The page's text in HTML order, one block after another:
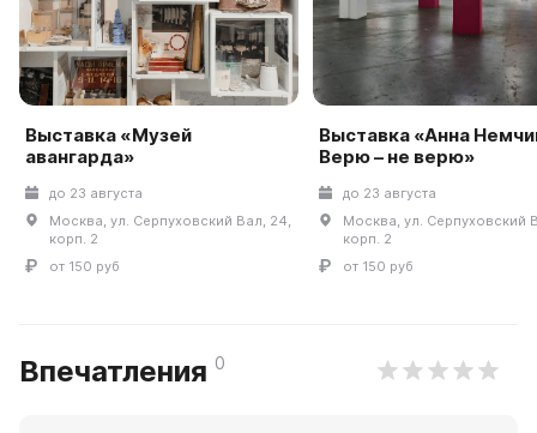
Выставка «Музей
авангарда»
до 23 августа
Москва, ул. Серпуховский Вал, 24,
корп. 2
от 150 руб
Выставка «Анна
Верю – не верю»
до 23 августа
Москва, ул. Серпуховский
корп. 2
от 150 руб
Впечатления 0